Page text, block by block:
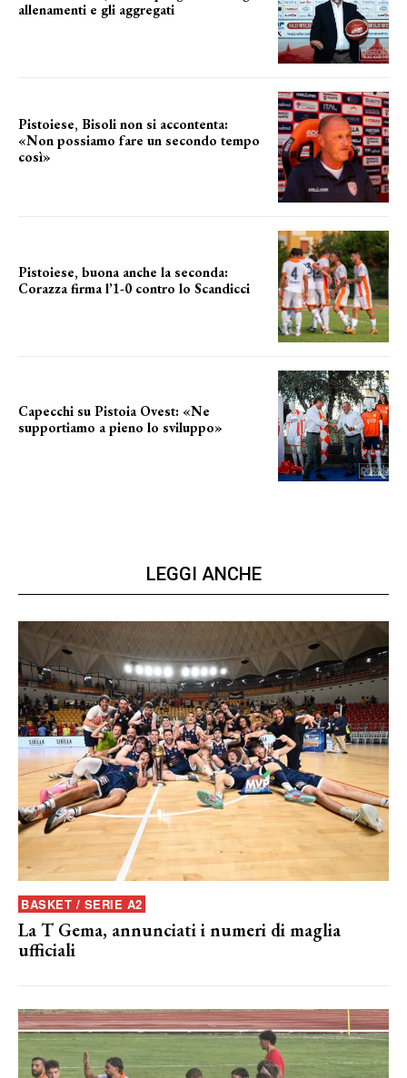
allenamenti e gli aggregati
Pistoiese, Bisoli non si accontenta:
«Non possiamo fare un secondo tempo
così»
Pistoiese, buona anche la seconda:
Corazza firma l’1-0 contro lo Scandicci
Capecchi su Pistoia Ovest: «Ne
supportiamo a pieno lo sviluppo»
LEGGI ANCHE
BASKET / SERIE A2
La T Gema, annunciati i numeri di maglia
ufficiali